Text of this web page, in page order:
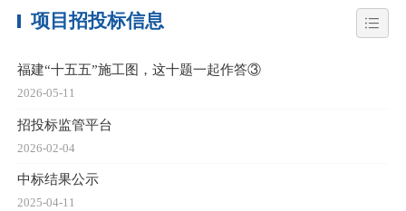
项目招投标信息
福建“十五五”施工图，这十题一起作答③
2026-05-11
招投标监管平台
2026-02-04
中标结果公示
2025-04-11